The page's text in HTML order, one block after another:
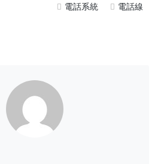
電話系統 電話線